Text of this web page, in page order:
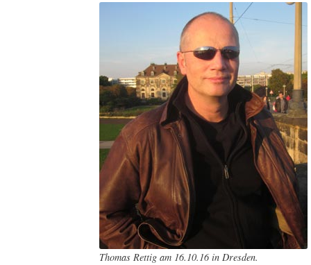
Thomas Rettig am 16.10.16 in Dresden.